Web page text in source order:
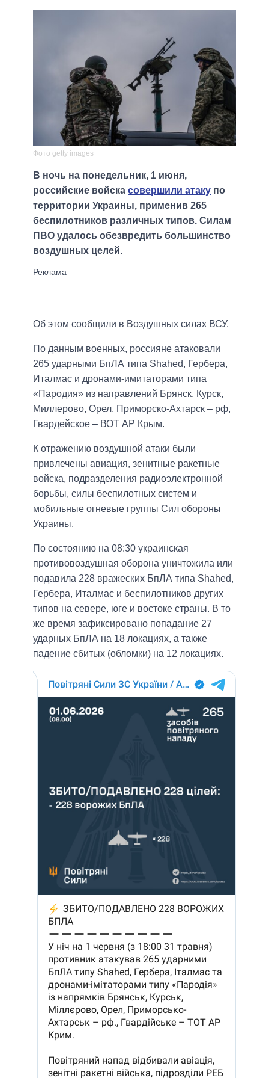
Фото getty images
В ночь на понедельник, 1 июня,
российские войска совершили атаку по
территории Украины, применив 265
беспилотников различных типов. Силам
ПВО удалось обезвредить большинство
воздушных целей.
Об этом сообщили в Воздушных силах ВСУ.
По данным военных, россияне атаковали
265 ударными БпЛА типа Shahed, Гербера,
Италмас и дронами-имитаторами типа
«Пародия» из направлений Брянск, Курск,
Миллерово, Орел, Приморско-Ахтарск – рф,
Гвардейское – ВОТ АР Крым.
К отражению воздушной атаки были
привлечены авиация, зенитные ракетные
войска, подразделения радиоэлектронной
борьбы, силы беспилотных систем и
мобильные огневые группы Сил обороны
Украины.
По состоянию на 08:30 украинская
противовоздушная оборона уничтожила или
подавила 228 вражеских БпЛА типа Shahed,
Гербера, Италмас и беспилотников других
типов на севере, юге и востоке страны. В то
же время зафиксировано попадание 27
ударных БпЛА на 18 локациях, а также
падение сбитых (обломки) на 12 локациях.